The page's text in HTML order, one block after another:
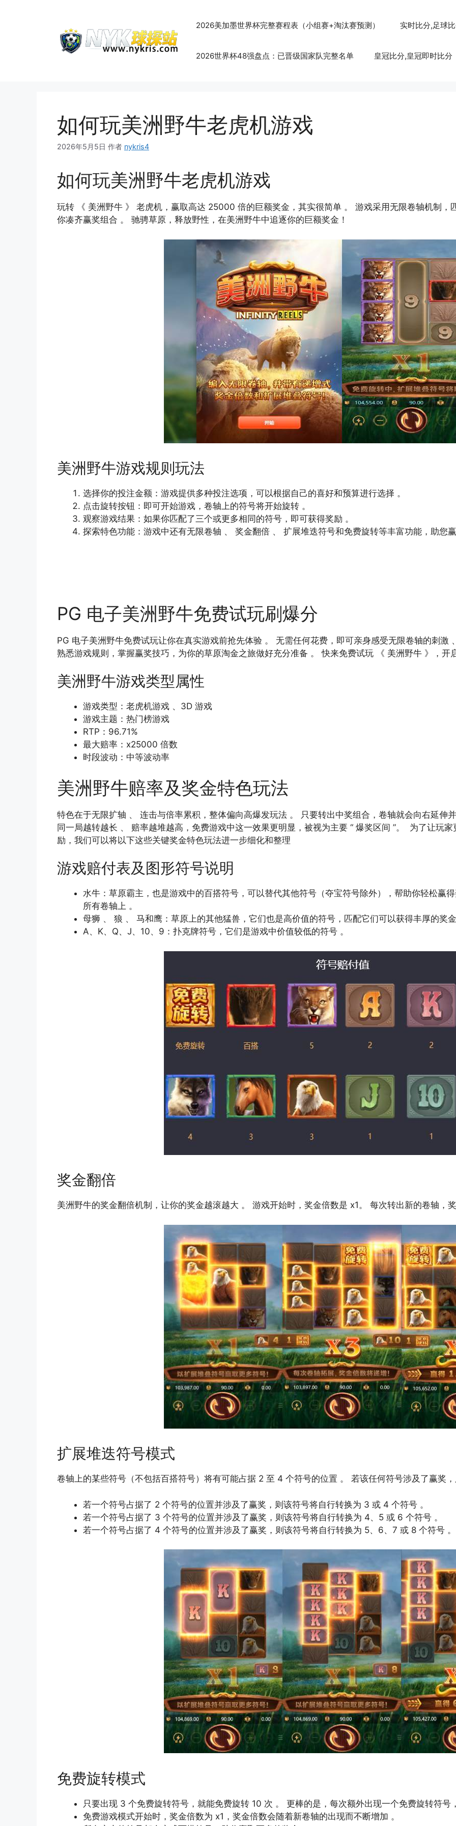
2026美加墨世界杯完整赛程表（小组赛+淘汰赛预测） 实时比分,足球
2026世界杯48强盘点：已晋级国家队完整名单 皇冠比分,皇冠即时比分
如何玩美洲野牛老虎机游戏
2026年5月5日 作者 nykris4
如何玩美洲野牛老虎机游戏
玩转 《 美洲野牛 》 老虎机，赢取高达 25000 倍的巨额奖金，其实很简单 。 游戏采用无限卷轴机制，
你凑齐赢奖组合 。 驰骋草原，释放野性，在美洲野牛中追逐你的巨额奖金！
美洲野牛游戏规则玩法
选择你的投注金额：游戏提供多种投注选项，可以根据自己的喜好和预算进行选择 。
点击旋转按钮：即可开始游戏，卷轴上的符号将开始旋转 。
观察游戏结果：如果你匹配了三个或更多相同的符号，即可获得奖励 。
探索特色功能：游戏中还有无限卷轴 、 奖金翻倍 、 扩展堆迭符号和免费旋转等丰富功能，助您
PG 电子美洲野牛免费试玩刷爆分
PG 电子美洲野牛免费试玩让你在真实游戏前抢先体验 。 无需任何花费，即可亲身感受无限卷轴的刺激
熟悉游戏规则，掌握赢奖技巧，为你的草原淘金之旅做好充分准备 。 快来免费试玩 《 美洲野牛 》，开
美洲野牛游戏类型属性
游戏类型：老虎机游戏 、3D 游戏
游戏主题：热门榜游戏
RTP：96.71%
最大赔率：x25000 倍数
时段波动：中等波动率
美洲野牛赔率及奖金特色玩法
特色在于无限扩轴 、 连击与倍率累积，整体偏向高爆发玩法 。 只要转出中奖组合，卷轴就会向右延伸
同一局越转越长 、 赔率越堆越高，免费游戏中这一效果更明显，被视为主要 “ 爆奖区间 ”。 为了让玩
励，我们可以将以下这些关键奖金特色玩法进一步细化和整理
游戏赔付表及图形符号说明
水牛：草原霸主，也是游戏中的百搭符号，可以替代其他符号（夺宝符号除外），帮助你轻松赢
所有卷轴上 。
母狮 、 狼 、 马和鹰：草原上的其他猛兽，它们也是高价值的符号，匹配它们可以获得丰厚的奖
A、K、Q、J、10、9：扑克牌符号，它们是游戏中价值较低的符号 。
奖金翻倍
美洲野牛的奖金翻倍机制，让你的奖金越滚越大 。 游戏开始时，奖金倍数是 x1。 每次转出新的卷轴，
扩展堆迭符号模式
卷轴上的某些符号（不包括百搭符号）将有可能占据 2 至 4 个符号的位置 。 若该任何符号涉及了赢奖
若一个符号占据了 2 个符号的位置并涉及了赢奖，则该符号将自行转换为 3 或 4 个符号 。
若一个符号占据了 3 个符号的位置并涉及了赢奖，则该符号将自行转换为 4、5 或 6 个符号 。
若一个符号占据了 4 个符号的位置并涉及了赢奖，则该符号将自行转换为 5、6、7 或 8 个符号 。
免费旋转模式
只要出现 3 个免费旋转符号，就能免费旋转 10 次 。 更棒的是，每次额外出现一个免费旋转符号
免费游戏模式开始时，奖金倍数为 x1，奖金倍数会随着新卷轴的出现而不断增加 。